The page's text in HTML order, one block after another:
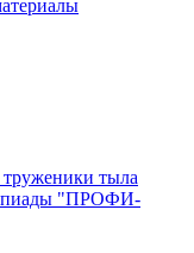
тыла
"ПРОФИ-